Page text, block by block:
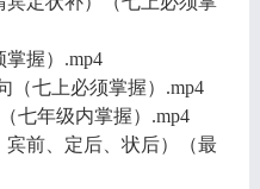
握）.mp4
七上必须掌握）.mp4
年级内掌握）.mp4
前、定后、状后）（最